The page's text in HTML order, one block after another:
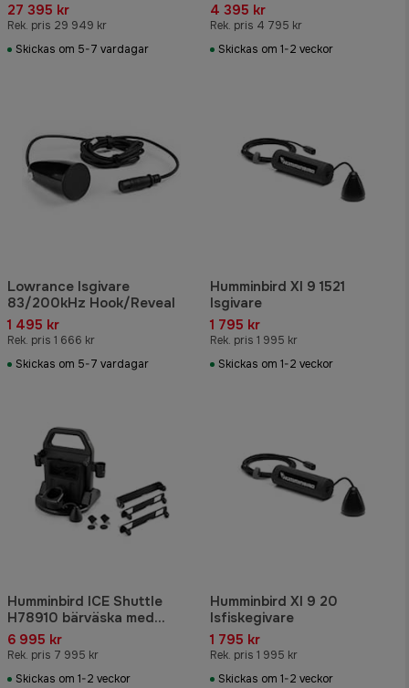
27 395 kr
Rek. pris 29 949 kr
Skickas om 5-7 vardagar
batteri
4 395 kr
Rek. pris 4 795 kr
Skickas om 1-2 veckor
Lowrance Isgivare
83/200kHz Hook/Reveal
1 495 kr
Rek. pris 1 666 kr
Skickas om 5-7 vardagar
Humminbird XI 9 1521
Isgivare
1 795 kr
Rek. pris 1 995 kr
Skickas om 1-2 veckor
Humminbird ICE Shuttle
H78910 bärväska med
batteri + laddare
6 995 kr
Rek. pris 7 995 kr
Skickas om 1-2 veckor
Humminbird XI 9 20
Isfiskegivare
1 795 kr
Rek. pris 1 995 kr
Skickas om 1-2 veckor